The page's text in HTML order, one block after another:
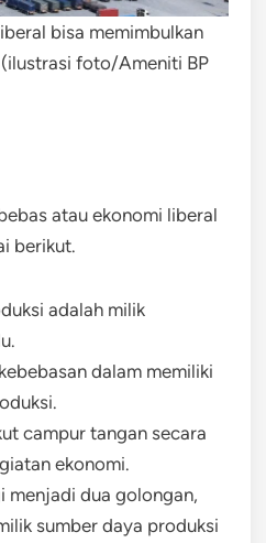
bisa memimbulkan
foto/Ameniti BP
atau ekonomi liberal
berikut.
adalah milik
dalam memiliki
campur tangan secara
ekonomi.
menjadi dua golongan,
sumber daya produksi